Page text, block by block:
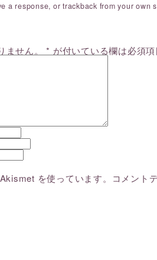
a response, ortrackback from your own
せん。 * が付いている欄は必須
を使っています。
コメント